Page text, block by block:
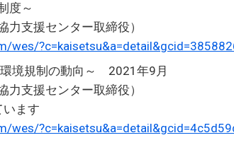
度～
支援センター取締役）
wes/
境規制の動向～ 2021年9月
支援センター取締役）
ます
wes/